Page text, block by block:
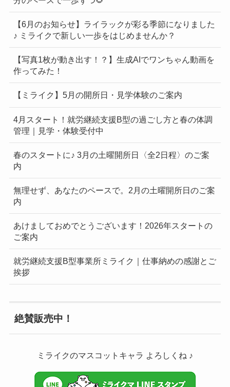
【6月のお知らせ】ライラックが彩る季節になりました
♪ ミライクで新しい一歩をはじめませんか？
【写真1枚が動き出す！？】生成AIでワンちゃん動画を
作ってみた！
【ミライク】5月の開所日・見学体験のご案内
4月スタート！就労継続支援B型の過ごし方と春の体調
管理｜見学・体験受付中
春のスタートに♪ 3月の土曜開所日〈全2日程〉のご案
内
無理せず、あなたのペースで。2月の土曜開所日のご案
内
あけましておめでとうございます！2026年スタートの
ご案内
就労継続支援B型事業所ミライク｜仕事納めの感謝とご
挨拶
絶賛販売中！
ミライクのマスコットキャラ よろしくね ♪